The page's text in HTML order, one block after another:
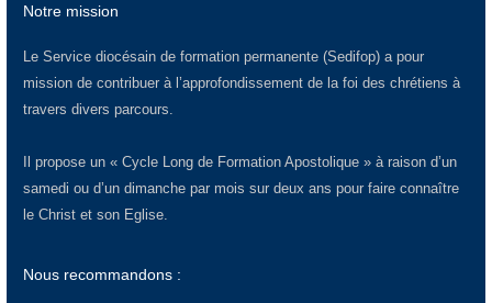
Notre mission
Le Service diocésain de formation permanente (Sedifop) a pour
mission de contribuer à l’approfondissement de la foi des chrétiens à
travers divers parcours.
Il propose un « Cycle Long de Formation Apostolique » à raison d’un
samedi ou d’un dimanche par mois sur deux ans pour faire connaître
le Christ et son Eglise.
Nous recommandons :